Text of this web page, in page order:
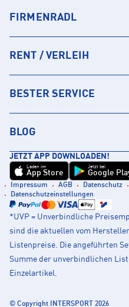
FIRMENRADL
RENT / VERLEIH
BESTER SERVICE
BLOG
JETZT APP DOWNLOADEN!
Laden im
App Store
Jetzt bei
Google
Impressum AGB Datenschutz
Datenschutzeinstellungen
*UVP = Unverbindliche
sind die aktuellen vom
Listenpreise. Die angeführten
Summe der unverbindlichen
Einzelartikel.
© Copyright INTERSPORT 2026